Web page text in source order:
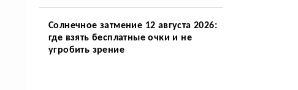
Солнечное затмение 12 августа 2026:
где взять бесплатные очки и не
угробить зрение